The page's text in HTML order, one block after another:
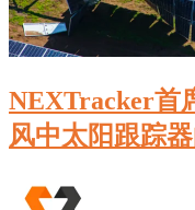
NEXTracker首
风中太阳跟踪